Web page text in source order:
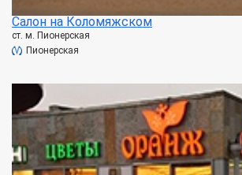
Салон на Коломяжском
ст. м. Пионерская
Пионерская